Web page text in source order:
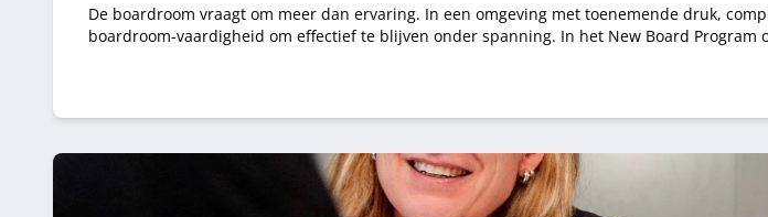
De boardroom vraagt om meer dan ervaring. In een omgeving met toenemende druk,
boardroom-vaardigheid om effectief te blijven onder spanning. In het New Board Program ontwikkel je jouw besluitvorming, stakeholderdialoog en constructieve tegenspraak,